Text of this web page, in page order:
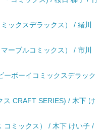
ックスデラックス） / 緒川
ーブルコミックス） / 市川
ーボーイコミックスデラック
CRAFT SERIES) / 木下 け
コミックス） / 木下 けい子 /